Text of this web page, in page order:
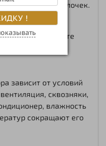
!
вставленных палочек.
насыщенного
переворачивайте
в бутылочку.
зависит от условий
сквозняки,
влажность
сокращают его